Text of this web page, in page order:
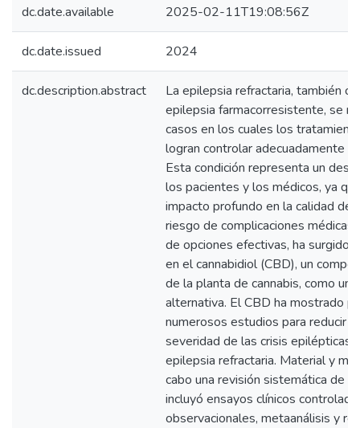
dc.date.available 2025-02-11T19:08:56Z
dc.date.issued 2024
dc.description.abstract
La epilepsia refractaria, también
epilepsia farmacorresistente, se
casos en los cuales los
logran controlar adecuadamente
Esta condición representa un
los pacientes y los médicos, ya
impacto profundo en la calidad de
riesgo de complicaciones
de opciones efectivas, ha surgido
en el cannabidiol (CBD), un
de la planta de cannabis, como
alternativa. El CBD ha mostrado
numerosos estudios para reducir
severidad de las crisis epilépticas
epilepsia refractaria. Material y
cabo una revisión sistemática de
incluyó ensayos clínicos
observacionales, metaanálisis y